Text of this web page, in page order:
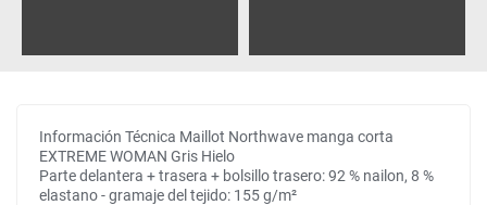
Información Técnica Maillot Northwave manga corta
EXTREME WOMAN Gris Hielo
Parte delantera + trasera + bolsillo trasero: 92 % nailon, 8 %
elastano - gramaje del tejido: 155 g/m²